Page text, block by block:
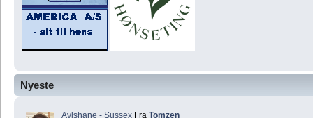
Nyeste
Avlshane - Sussex Fra Tomzen